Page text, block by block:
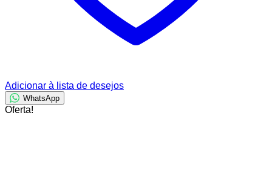
Adicionar à lista de desejos
WhatsApp
Oferta!